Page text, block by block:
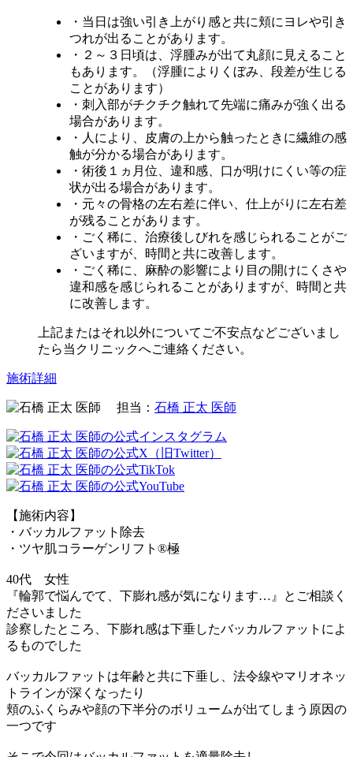
・当日は強い引き上がり感と共に頬にヨレや引き
つれが出ることがあります。
・２～３日頃は、浮腫みが出て丸顔に見えること
もあります。（浮腫によりくぼみ、段差が生じる
ことがあります）
・刺入部がチクチク触れて先端に痛みが強く出る
場合があります。
・人により、皮膚の上から触ったときに繊維の感
触が分かる場合があります。
・術後１ヵ月位、違和感、口が明けにくい等の症
状が出る場合があります。
・元々の骨格の左右差に伴い、仕上がりに左右差
が残ることがあります。
・ごく稀に、治療後しびれを感じられることがご
ざいますが、時間と共に改善します。
・ごく稀に、麻酔の影響により目の開けにくさや
違和感を感じられることがありますが、時間と共
に改善します。
上記またはそれ以外についてご不安点などございまし
たら当クリニックへご連絡ください。
施術詳細
担当： 石橋 正太 医師
【施術内容】
・バッカルファット除去
・ツヤ肌コラーゲンリフト®極
40代 女性
『輪郭で悩んでて、下膨れ感が気になります…』とご相談く
ださいました
診察したところ、下膨れ感は下垂したバッカルファットによ
るものでした
バッカルファットは年齢と共に下垂し、法令線やマリオネッ
トラインが深くなったり
頬のふくらみや顔の下半分のボリュームが出てしまう原因の
一つです